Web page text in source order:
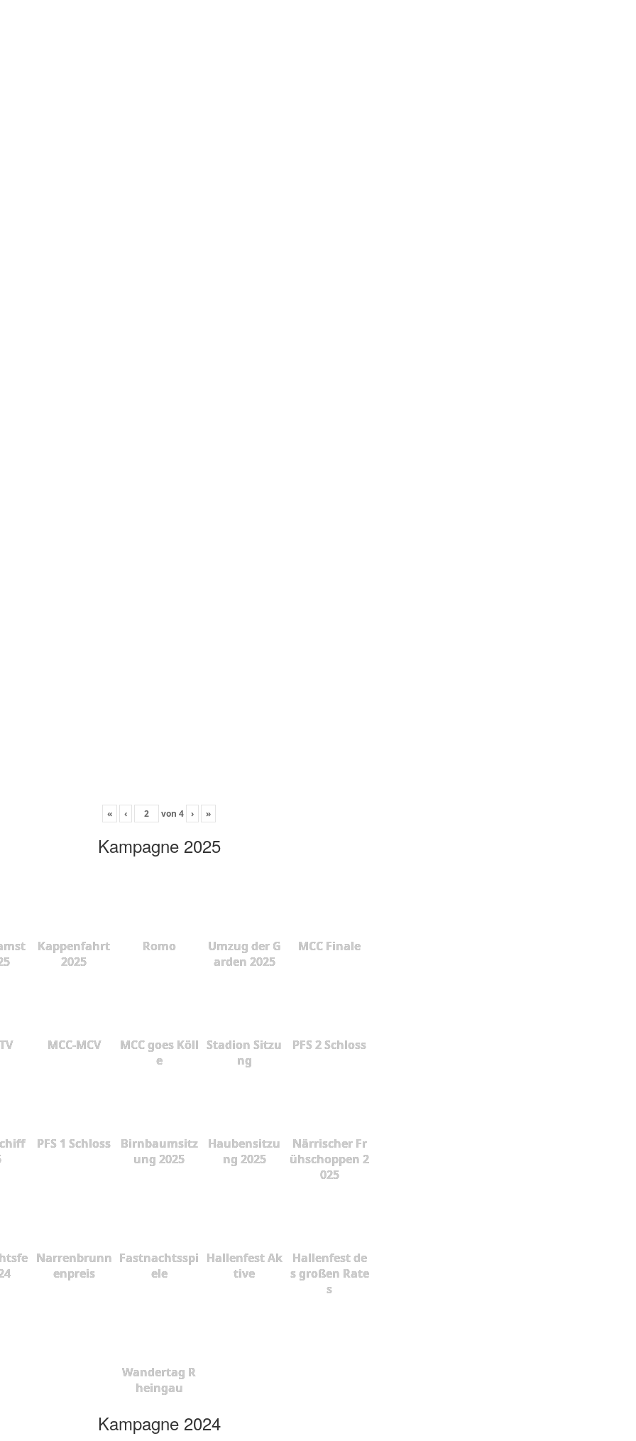
« ‹ von 4 › »
Kampagne 2025
Kappenfahrt
2025
Romo
Umzug der G
arden 2025
MCC Finale
MCC-MCV
MCC goes Köll
e
Stadion Sitzu
ng
PFS 2 Schloss
PFS 1 Schloss
Birnbaumsitz
ung 2025
Haubensitzu
ng 2025
Närrischer Fr
ühschoppen 2
025
Narrenbrunn
enpreis
Fastnachtsspi
ele
Hallenfest Ak
tive
Hallenfest de
s großen Rate
s
Wandertag R
heingau
Kampagne 2024